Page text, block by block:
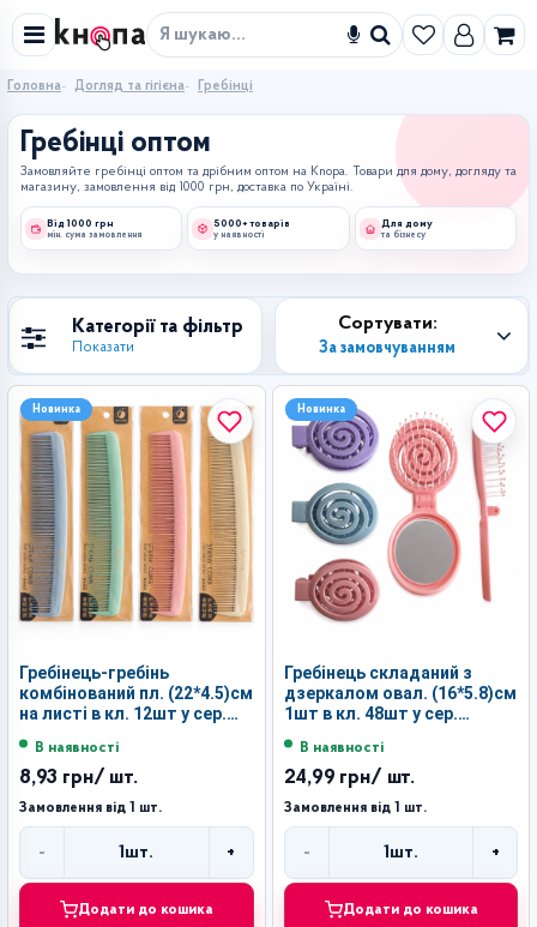
Знайти
Головна Догляд та гігієна Гребінці
Гребінці оптом
Замовляйте гребінці оптом та дрібним оптом на Knopa. Товари для дому, догляду та
магазину, замовлення від 1000 грн, доставка по Україні.
Від 1000 грн
мін. сума замовлення
5000+ товарів
у наявності
Для дому
та бізнесу
Категорії та фільтр
Показати
Сортувати:
За замовчуванням
Новинка
Гребінець-гребінь
комбінований пл. (22*4.5)см
на листі в кл. 12шт у сер.
В наявності
8,93 грн/ шт.
Замовлення від 1 шт.
- 1шт. +
Додати до кошика
Новинка
Гребінець складаний з
дзеркалом овал. (16*5.8)см
1шт в кл. 48шт у сер.
В наявності
24,99 грн/ шт.
Замовлення від 1 шт.
- 1шт. +
Додати до кошика